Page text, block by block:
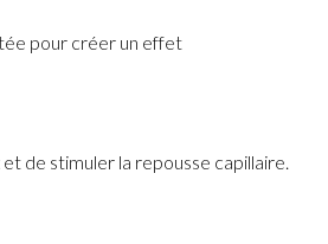
pour créer un effet
de stimuler la repousse capillaire.